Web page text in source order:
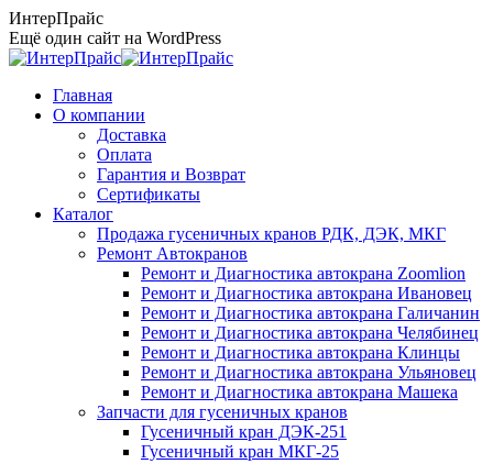
Перейти
к
содержанию
ИнтерПрайс
Ещё один сайт на WordPress
Главная
О компании
Доставка
Оплата
Гарантия и Возврат
Сертификаты
Каталог
Продажа гусеничных кранов РДК, ДЭК, МКГ
Ремонт Автокранов
Ремонт и Диагностика автокрана Zoomlion
Ремонт и Диагностика автокрана Ивановец
Ремонт и Диагностика автокрана Галичанин
Ремонт и Диагностика автокрана Челябинец
Ремонт и Диагностика автокрана Клинцы
Ремонт и Диагностика автокрана Ульяновец
Ремонт и Диагностика автокрана Машека
Запчасти для гусеничных кранов
Гусеничный кран ДЭК-251
Гусеничный кран МКГ-25